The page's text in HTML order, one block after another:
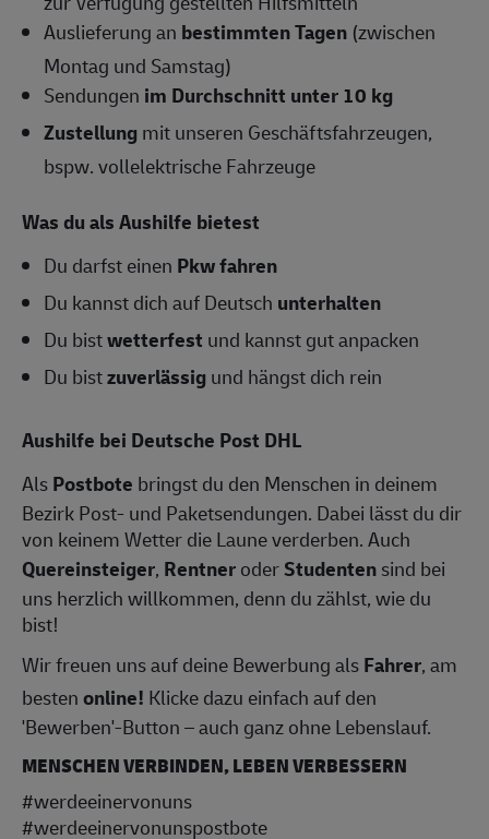
Auslieferung an bestimmten Tagen (zwischen
Montag und Samstag)
Sendungen im Durchschnitt unter 10 kg
Zustellungmit unseren Geschäftsfahrzeugen,
bspw. vollelektrische Fahrzeuge
Was du als Aushilfe bietest
Du darfst einen Pkw fahren
Du kannst dich auf Deutsch unterhalten
Du bistwetterfest und kannst gut anpacken
Du bistzuverlässigund hängst dich rein
Aushilfe bei Deutsche Post DHL
AlsPostbote bringst du den Menschen in deinem
Bezirk Post- und Paketsendungen. Dabei lässt du dir
von keinem Wetter die Laune verderben. Auch
Quereinsteiger, RentneroderStudentensind bei
uns herzlich willkommen, denn du zählst, wie du
bist!
Wir freuen uns auf deine Bewerbung alsFahrer, am
bestenonline! Klicke dazu einfach auf den
'Bewerben'-Button – auch ganz ohne Lebenslauf.
MENSCHEN VERBINDEN, LEBEN VERBESSERN
#werdeeinervonuns
#werdeeinervonunspostbote